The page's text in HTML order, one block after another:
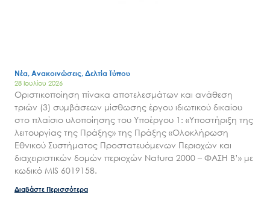
Νέα, Ανακοινώσεις, Δελτία Τύπου
28 Ιουλίου 2026
Οριστικοποίηση πίνακα αποτελεσμάτων και ανάθεση
τριών (3) συμβάσεων μίσθωσης έργου ιδιωτικού δικαίου
στο πλαίσιο υλοποίησης του Υποέργου 1: «Υποστήριξη της
λειτουργίας της Πράξης» της Πράξης «Ολοκλήρωση
Εθνικού Συστήματος Προστατευόμενων Περιοχών και
διαχειριστικών δομών περιοχών Natura 2000 – ΦΑΣΗ Β’» με
κωδικό MIS 6019158.
Διαβάστε Περισσότερα